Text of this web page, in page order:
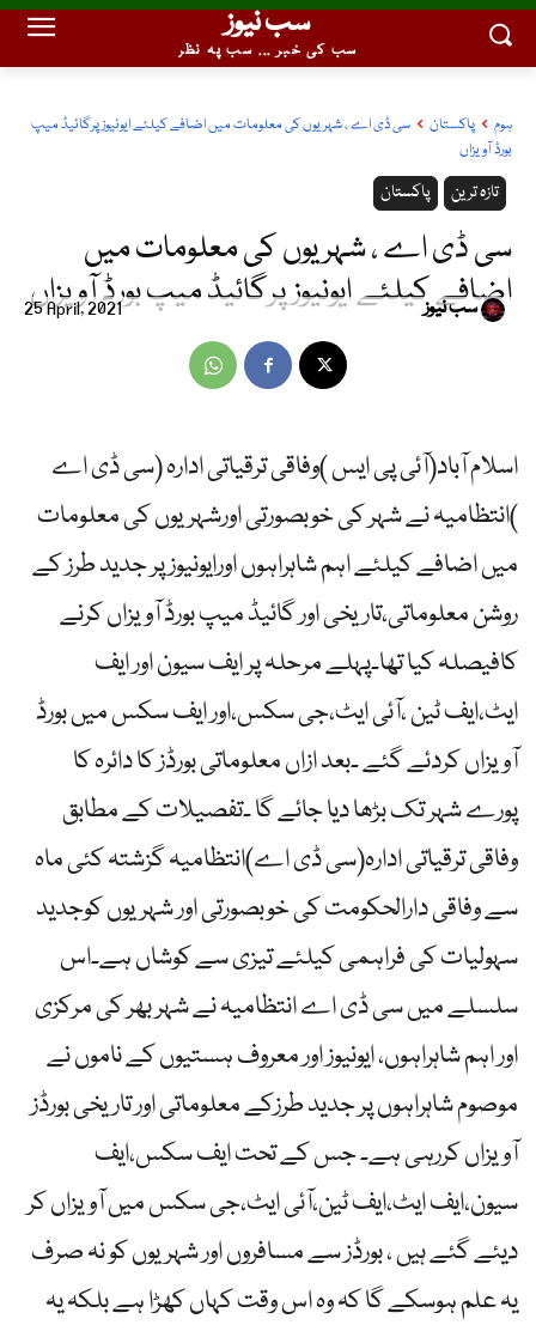
سب نیوز
سب کی خبر ... سب پہ نظر
ہوم پاکستان
سی ڈی اے ، شہریوں کی معلومات میں اضافے کیلئے ایونیوز پرگائیڈ میپ
بورڈ آویزاں
پاکستان تازہ ترین
سی ڈی اے ، شہریوں کی معلومات میں
اضافے کیلئے ایونیوز پرگائیڈ میپ بورڈ آویزاں
25 April, 2021 سب نیوز
اسلام آباد(آئی پی ایس )وفاقی ترقیاتی ادارہ (سی ڈی اے
)انتظامیہ نے شہر کی خوبصورتی اورشہریوں کی معلومات
میں اضافے کیلئے اہم شاہراہوں اورایونیوز پر جدید طرز کے
روشن معلوماتی،تاریخی اور گائیڈ میپ بورڈ آویزاں کرنے
کافیصلہ کیا تھا۔پہلے مرحلہ پر ایف سیون اور ایف
ایٹ،ایف ٹین ،آئی ایٹ،جی سکس،اور ایف سکس میں بورڈ
آویزاں کردئے گئے ۔بعد ازاں معلوماتی بورڈز کا دائرہ کا
پورے شہر تک بڑھا دیا جائے گا ۔تفصیلات کے مطابق
وفاقی ترقیاتی ادارہ(سی ڈی اے)انتظامیہ گزشتہ کئی ماہ
سے وفاقی دارالحکومت کی خوبصورتی اور شہریوں کوجدید
سہولیات کی فراہمی کیلئے تیزی سے کوشاں ہے۔اس
سلسلے میں سی ڈی اے انتظامیہ نے شہر بھر کی مرکزی
اور اہم شاہراہوں، ایونیوز اور معروف ہستیوں کے ناموں نے
موصوم شاہراہوں پر جدید طرزکے معلوماتی اور تاریخی بورڈز
آویزاں کررہی ہے۔ جس کے تحت ایف سکس،ایف
سیون،ایف ایٹ،ایف ٹین،آئی ایٹ،جی سکس میں آویزاں کر
دیئے گئے ہیں ، بورڈز سے مسافروں اور شہریوں کو نہ صرف
یہ علم ہوسکے گا کہ وہ اس وقت کہاں کھڑا ہے بلکہ یہ